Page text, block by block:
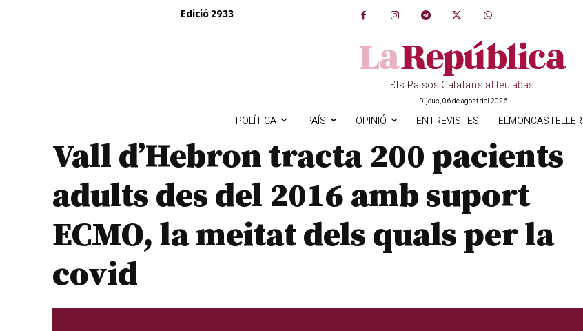
Edició 2933
Els Països Catalans al teu abast
Dijous, 06 de agost del 2026
POLÍTICA PAÍS OPINIÓ ENTREVISTES ELMONCASTELLER
Vall d’Hebron tracta 200 pacients
adults des del 2016 amb suport
ECMO, la meitat dels quals per la
covid